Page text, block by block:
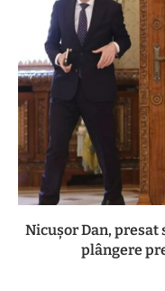
Nicușor Dan,
plângere